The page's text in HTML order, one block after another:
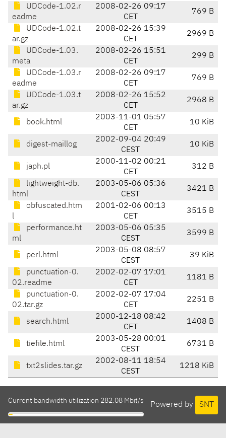
UDCode-1.02.r
eadme
2008-02-26 09:17
CET
769 B
UDCode-1.02.t
ar.gz
2008-02-26 15:39
CET
2969 B
UDCode-1.03.
meta
2008-02-26 15:51
CET
299 B
UDCode-1.03.r
eadme
2008-02-26 09:17
CET
769 B
UDCode-1.03.t
ar.gz
2008-02-26 15:52
CET
2968 B
book.html
2003-11-01 05:57
CET
10 KiB
digest-maillog
2002-09-04 20:49
CEST
10 KiB
japh.pl
2000-11-02 00:21
CET
312 B
lightweight-db.
html
2003-05-06 05:36
CEST
3421 B
obfuscated.htm
l
2001-02-06 00:13
CET
3515 B
performance.ht
ml
2003-05-06 05:35
CEST
3599 B
perl.html
2003-05-08 08:57
CEST
39 KiB
punctuation-0.
02.readme
2002-02-07 17:01
CET
1181 B
punctuation-0.
02.tar.gz
2002-02-07 17:04
CET
2251 B
search.html
2000-12-18 08:42
CET
1408 B
tiefile.html
2003-05-28 00:01
CEST
6731 B
txt2slides.tar.gz
2002-08-11 18:54
CEST
1218 KiB
Powered by SNT
Current bandwidth utilization 282.08 Mbit/s